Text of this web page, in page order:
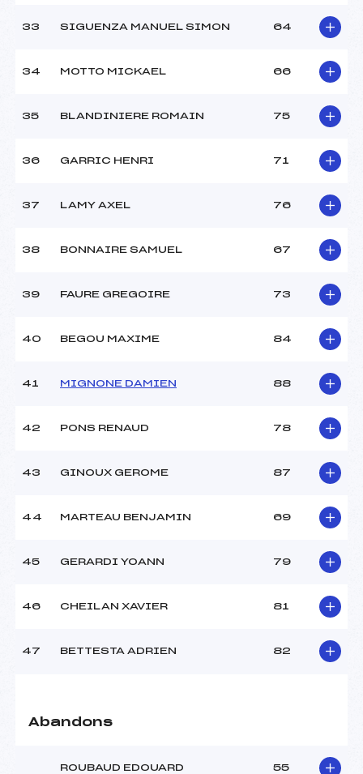
33 SIGUENZA MANUEL SIMON 64
34 MOTTO MICKAEL 66
35 BLANDINIERE ROMAIN 75
36 GARRIC HENRI 71
37 LAMY AXEL 76
38 BONNAIRE SAMUEL 67
39 FAURE GREGOIRE 73
40 BEGOU MAXIME 84
41 MIGNONE DAMIEN 88
42 PONS RENAUD 78
43 GINOUX GEROME 87
44 MARTEAU BENJAMIN 69
45 GERARDI YOANN 79
46 CHEILAN XAVIER 81
47 BETTESTA ADRIEN 82
Abandons
ROUBAUD EDOUARD 55